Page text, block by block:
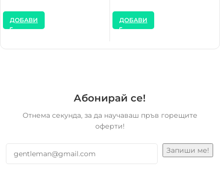
ДОБАВИ ДОБАВИ
Абонирай се!
Отнема секунда, за да научаваш пръв горещите
оферти!